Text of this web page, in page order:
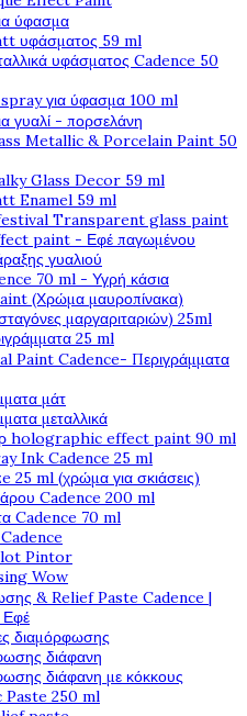
ύφασμα
υφάσματος 59 ml
υφάσματος Cadence 50
για ύφασμα 100 ml
γυαλί - πορσελάνη
Metallic & Porcelain Paint 50
Glass Decor 59 ml
Enamel 59 ml
Transparent glass paint
paint - Εφέ παγωμένου
γυαλιού
70 ml - Υγρή κάσια
(Χρώμα μαυροπίνακα)
μαργαριταριών) 25ml
25 ml
Paint Cadence- Περιγράμματα
μάτ
μεταλλικά
holographic effect paint 90 ml
Ink Cadence 25 ml
25 ml (χρώμα για σκιάσεις)
Cadence 200 ml
Cadence 70 ml
Pintor
Wow
& Relief Paste Cadence |
διαμόρφωσης
διάφανη
διάφανη με κόκκους
250 ml